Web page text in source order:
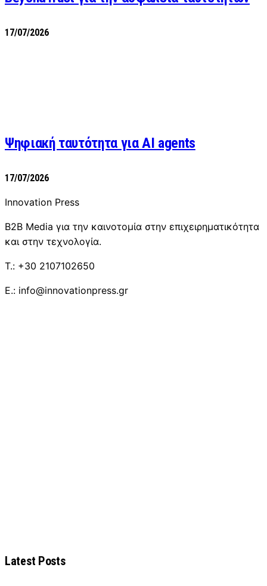
17/07/2026
Ψηφιακή ταυτότητα για AI agents
17/07/2026
Innovation Press
B2B Media για την καινοτομία στην επιχειρηματικότητα
και στην τεχνολογία.
T.: +30 2107102650
E.: info@innovationpress.gr
Latest Posts